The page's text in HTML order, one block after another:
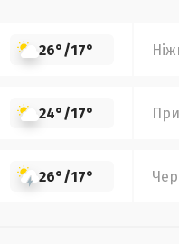
26°/17°
24°/17°
26°/17°